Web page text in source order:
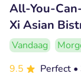
All-You-
Xi Asian
Vandaag
9.5
Perfect